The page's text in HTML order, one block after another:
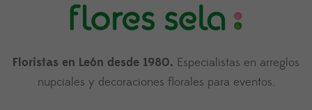
Floristas en León desde 1980. Especialistas en arreglos
nupciales y decoraciones florales para eventos.